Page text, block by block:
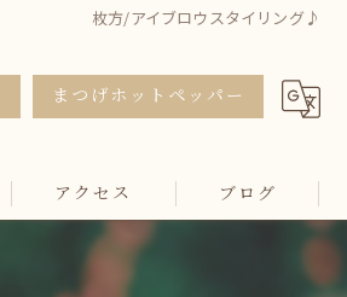
枚方/アイブロウスタイリング♪
まつげホットペッパー
アクセス ブログ